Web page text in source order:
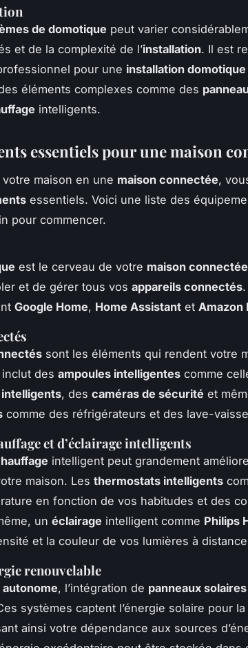
de domotique peut varier
et de la complexité de l’installation. Il est
pour une installation domotique
éléments complexes comme des
intelligents.
essentiels pour une maison
maison en une maison connectée,
essentiels. Voici une liste des
pour commencer.
est le cerveau de votre maison connectée
et de gérer tous vos appareils connectés
Google Home, Home Assistant et Amazon
sont les éléments qui rendent votre
des ampoules intelligentes comme
, des caméras de sécurité et
comme des réfrigérateurs et des lave-
et d’éclairage intelligents
intelligent peut grandement
maison. Les thermostats intelligents
en fonction de vos habitudes et des
un éclairage intelligent comme Philips
et la couleur de vos lumières à
renouvelable
autonome, l’intégration de panneaux solaires
systèmes captent l’énergie solaire pour
ainsi votre dépendance aux sources